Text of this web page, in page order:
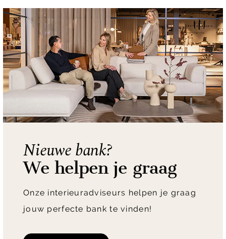
Nieuwe bank?
We helpen je graag
Onze interieuradviseurs helpen je graag
jouw perfecte bank te vinden!